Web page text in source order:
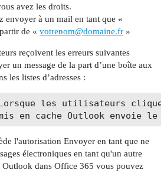
avez les droits.
envoyer à un mail en tant que «
de « votrenom@domaine.fr »
reçoivent les erreurs suivantes
un message de la part d’une boîte aux
les listes d’adresses :
les utilisateurs
l'autorisation Envoyer en tant que ne
électroniques en tant qu'un autre
dans Office 365 vous pouvez